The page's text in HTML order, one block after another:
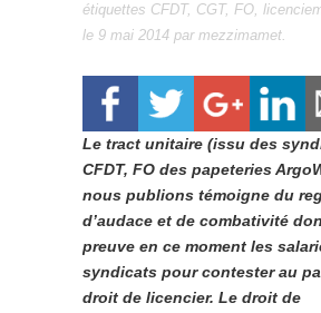
étiquettes CFDT, CGT, FO,
le 9 mai 2014 par mezzimamet.
Le tract unitaire (issu des
CFDT, FO des papeteries
nous publions témoigne du
d’audace et de combativité
preuve en ce moment les
syndicats pour contester au
droit de licencier. Le droit de